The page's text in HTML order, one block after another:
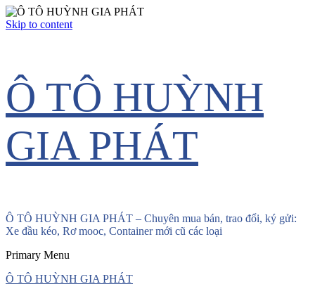
Skip to content
Ô TÔ HUỲNH
GIA PHÁT
Ô TÔ HUỲNH GIA PHÁT – Chuyên mua bán, trao đổi, ký gửi:
Xe đầu kéo, Rơ mooc, Container mới cũ các loại
Primary Menu
Ô TÔ HUỲNH GIA PHÁT